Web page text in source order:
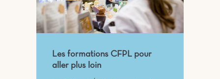
Les formations CFPL pour
aller plus loin